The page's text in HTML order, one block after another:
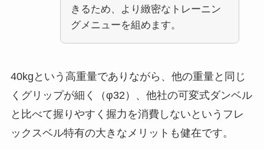
きるため、より緻密なトレーニン
グメニューを組めます。
40kgという高重量でありながら、他の重量と同じ
くグリップが細く（φ32）、他社の可変式ダンベル
と比べて握りやすく握力を消費しないというフレ
ックスベル特有の大きなメリットも健在です。